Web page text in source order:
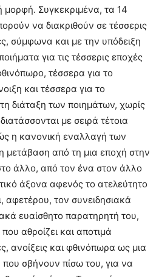
μορφή. Συγκεκριμένα, τα 14
να διακριθούν σε τέσσερις
σύμφωνα και με την υπόδειξη
για τις τέσσερις εποχές
τέσσερα για το
και τέσσερα για το
διάταξη των ποιημάτων, χωρίς
με σειρά τέτοια
η κανονική εναλλαγή των
μετάβαση από τη μια εποχή στην
άλλο, από τον ένα στον άλλο
άξονα αφενός το ατελεύτητο
αφετέρου, τον συνειδησιακά
ευαίσθητο παρατηρητή του,
αθροίζει και αποτιμά
ανοίξεις και φθινόπωρα ως μια
που σβήνουν πίσω του, για να